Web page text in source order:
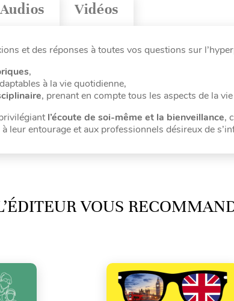
Vidéos
Audios
et des réponses à toutes vos questions sur
,
à la vie quotidienne,
, prenant en compte tous les aspects de la
l’écoute de soi-même et la bienveillance,
leur entourage et aux professionnels désireux de
VOUS